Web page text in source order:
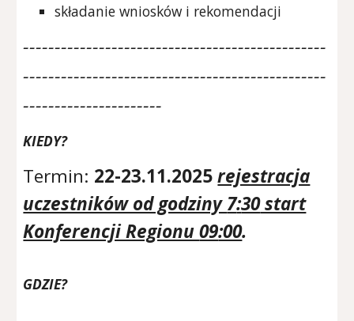
składanie wniosków i rekomendacji
------------------------------------------------
------------------------------------------------
----------------------
KIEDY?
Termin: 22-23.11.2025 rejestracja
uczestników od godziny7:30start
Konferencji Regionu09:00.
GDZIE?